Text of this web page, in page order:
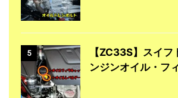
5
【ZC33S】スイ
ンジンオイル・フ